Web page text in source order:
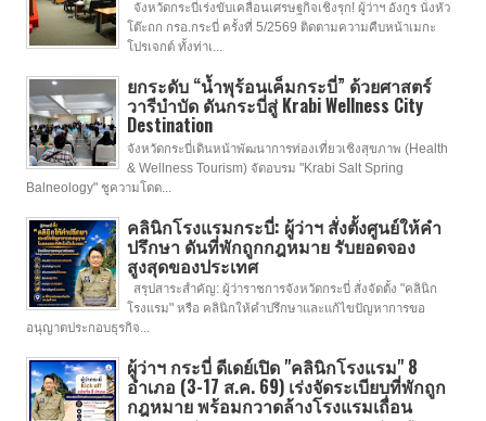
จังหวัดกระบี่เร่งขับเคลื่อนเศรษฐกิจเชิงรุก! ผู้ว่าฯ อังกูร นั่งหัว
โต๊ะถก กรอ.กระบี่ ครั้งที่ 5/2569 ติดตามความคืบหน้าเมกะ
โปรเจกต์ ทั้งท่าเ...
ยกระดับ “น้ำพุร้อนเค็มกระบี่” ด้วยศาสตร์
วารีบำบัด ดันกระบี่สู่ Krabi Wellness City
Destination
จังหวัดกระบี่เดินหน้าพัฒนาการท่องเที่ยวเชิงสุขภาพ (Health
& Wellness Tourism) จัดอบรม "Krabi Salt Spring
Balneology" ชูความโดด...
คลินิกโรงแรมกระบี่: ผู้ว่าฯ สั่งตั้งศูนย์ให้คำ
ปรึกษา ดันที่พักถูกกฎหมาย รับยอดจอง
สูงสุดของประเทศ
สรุปสาระสำคัญ: ผู้ว่าราชการจังหวัดกระบี่ สั่งจัดตั้ง "คลินิก
โรงแรม" หรือ คลินิกให้คำปรึกษาและแก้ไขปัญหาการขอ
อนุญาตประกอบธุรกิจ...
ผู้ว่าฯ กระบี่ ดีเดย์เปิด "คลินิกโรงแรม" 8
อำเภอ (3-17 ส.ค. 69) เร่งจัดระเบียบที่พักถูก
กฎหมาย พร้อมกวาดล้างโรงแรมเถื่อน